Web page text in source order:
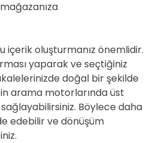
içerik oluşturmanız önemlidir.
yaparak ve seçtiğiniz
doğal bir şekilde
arama motorlarında üst
sağlayabilirsiniz. Böylece daha
edebilir ve dönüşüm